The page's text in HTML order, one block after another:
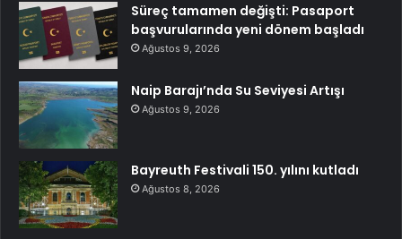
Süreç tamamen değişti: Pasaport
başvurularında yeni dönem başladı
Ağustos 9, 2026
Naip Barajı’nda Su Seviyesi Artışı
Ağustos 9, 2026
Bayreuth Festivali 150. yılını kutladı
Ağustos 8, 2026